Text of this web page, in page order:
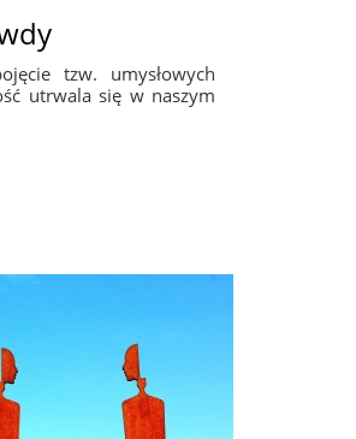
tzw. umysłowych
utrwala się w naszym